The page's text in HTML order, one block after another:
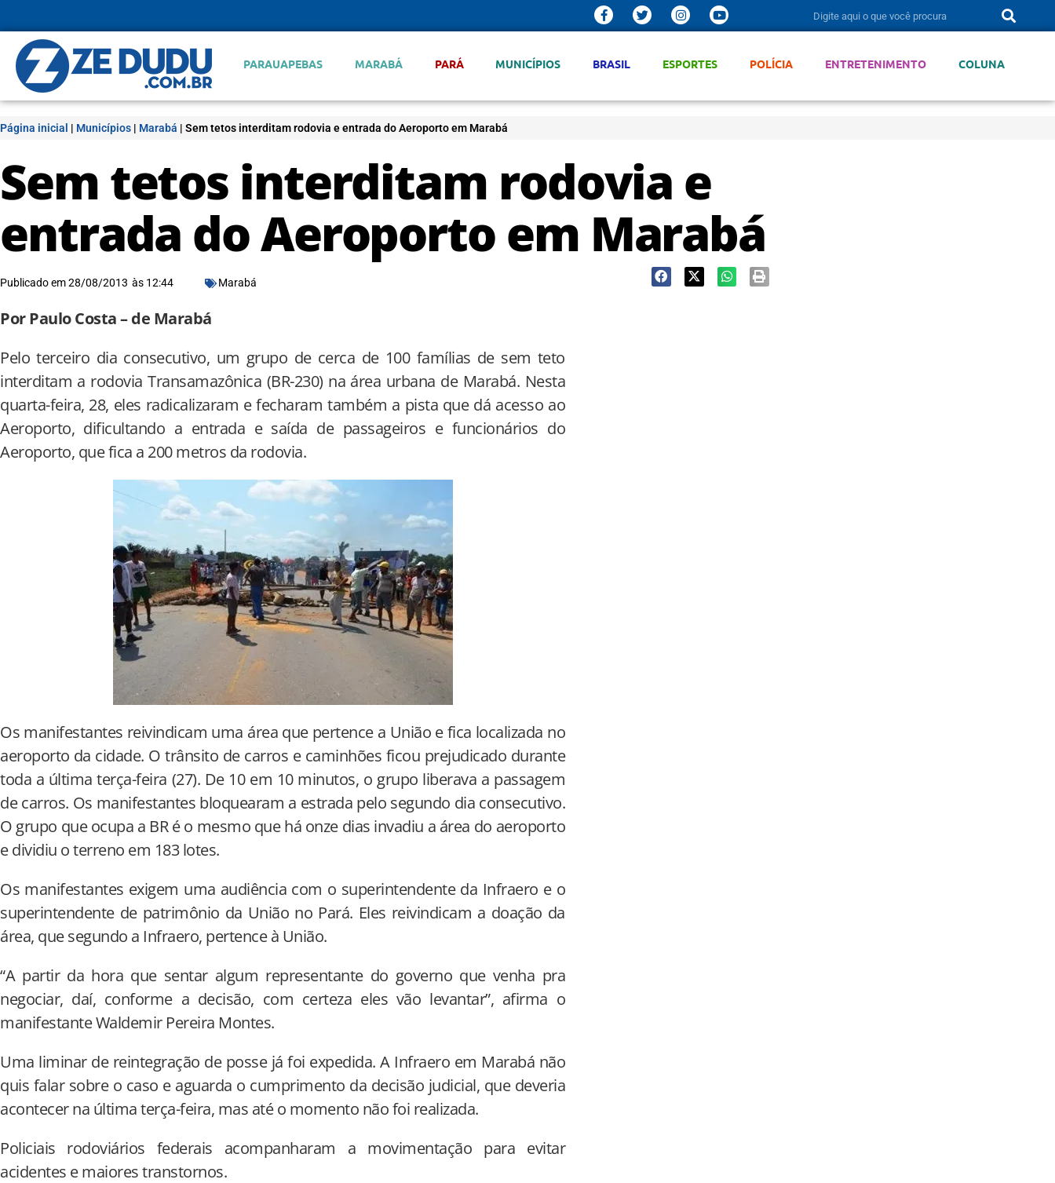
PARAUAPEBAS MARABÁ PARÁ MUNICÍPIOS BRASIL ESPORTES POLÍCIA ENTRETENIMENTO COLUNA
Página inicial | Municípios | Marabá | Sem tetos interditam rodovia e entrada do Aeroporto em Marabá
Sem tetos interditam rodovia e
entrada do Aeroporto em Marabá
Publicado em28/08/2013 às 12:44 Marabá
Por Paulo Costa – de Marabá
Pelo terceiro dia consecutivo, um grupo de cerca de 100 famílias de sem teto
interditam a rodovia Transamazônica (BR-230) na área urbana de Marabá. Nesta
quarta-feira, 28, eles radicalizaram e fecharam também a pista que dá acesso ao
Aeroporto, dificultando a entrada e saída de passageiros e funcionários do
Aeroporto, que fica a 200 metros da rodovia.
Os manifestantes reivindicam uma área que pertence a União e fica localizada no
aeroporto da cidade. O trânsito de carros e caminhões ficou prejudicado durante
toda a última terça-feira (27). De 10 em 10 minutos, o grupo liberava a passagem
de carros. Os manifestantes bloquearam a estrada pelo segundo dia consecutivo.
O grupo que ocupa a BR é o mesmo que há onze dias invadiu a área do aeroporto
e dividiu o terreno em 183 lotes.
Os manifestantes exigem uma audiência com o superintendente da Infraero e o
superintendente de patrimônio da União no Pará. Eles reivindicam a doação da
área, que segundo a Infraero, pertence à União.
“A partir da hora que sentar algum representante do governo que venha pra
negociar, daí, conforme a decisão, com certeza eles vão levantar”, afirma o
manifestante Waldemir Pereira Montes.
Uma liminar de reintegração de posse já foi expedida. A Infraero em Marabá não
quis falar sobre o caso e aguarda o cumprimento da decisão judicial, que deveria
acontecer na última terça-feira, mas até o momento não foi realizada.
Policiais rodoviários federais acompanharam a movimentação para evitar
acidentes e maiores transtornos.